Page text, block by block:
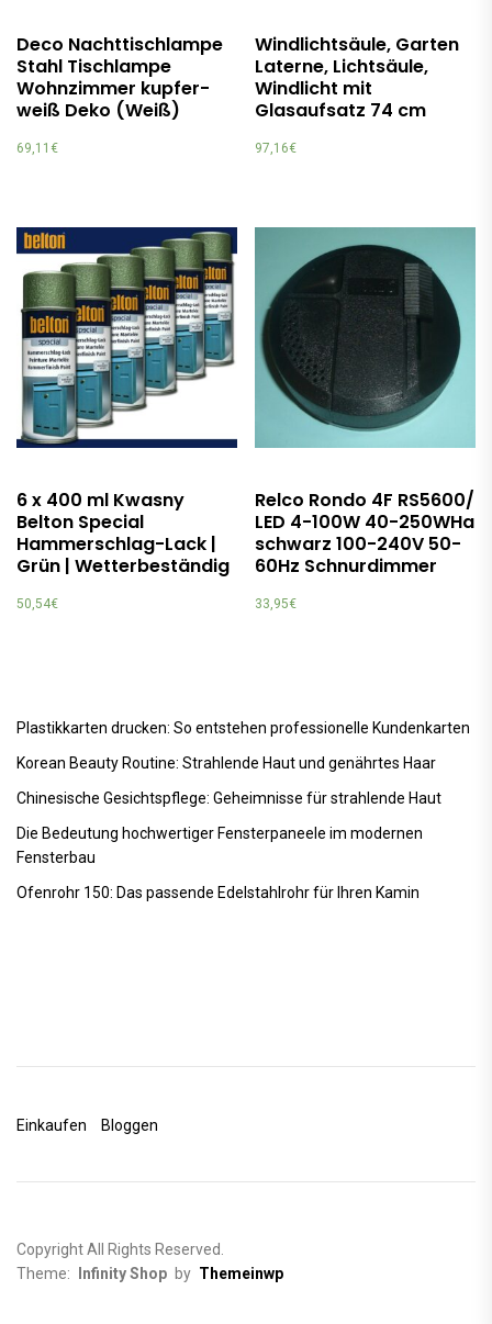
Deco Nachttischlampe
Stahl Tischlampe
Wohnzimmer kupfer-
weiß Deko (Weiß)
69,11 €
Windlichtsäule, Garten
Laterne, Lichtsäule,
Windlicht mit
Glasaufsatz 74 cm
97,16€
6 x 400 ml Kwasny
Belton Special
Hammerschlag-Lack |
Grün | Wetterbeständig
50,54€
Relco Rondo 4F RS5600/
LED 4-100W 40-250WHa
schwarz 100-240V 50-
60Hz Schnurdimmer
33,95€
Plastikkarten drucken: So entstehen professionelle Kundenkarten
Korean Beauty Routine: Strahlende Haut und genährtes Haar
Chinesische Gesichtspflege: Geheimnisse für strahlende Haut
Die Bedeutung hochwertiger Fensterpaneele im modernen
Fensterbau
Ofenrohr 150: Das passende Edelstahlrohr für Ihren Kamin
Einkaufen Bloggen
Copyright All Rights Reserved.
Theme:
Infinity Shop by Themeinwp